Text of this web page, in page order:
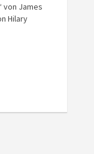
von James
Hilary